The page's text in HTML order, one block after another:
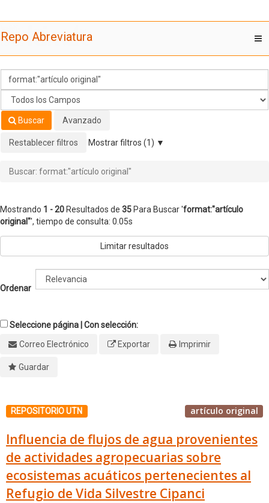
original" '
Repo Abreviatura
Buscar Avanzado
Restablecer filtros Mostrar filtros (1)
Buscar: format:"artículo original"
Mostrando 1 - 20 Resultados de 35 Para Buscar 'format:"artículo
original"', tiempo de consulta: 0.05s
Limitar resultados
Ordenar
Seleccione página | Con selección:
Correo Electrónico
Exportar Imprimir
Guardar
REPOSITORIO UTN artículo original
Influencia de flujos de agua provenientes
de actividades agropecuarias sobre
ecosistemas acuáticos pertenecientes al
Refugio de Vida Silvestre Cipanci